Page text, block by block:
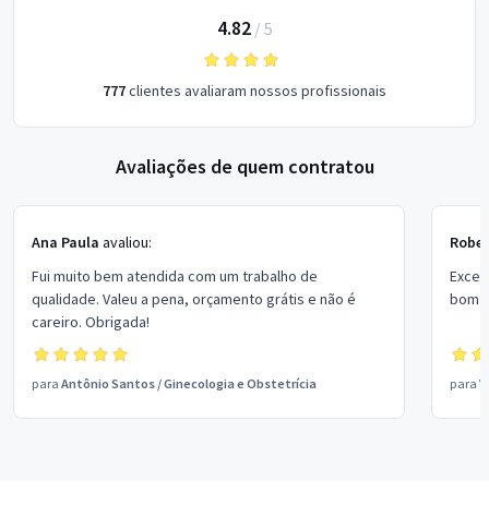
4.82/ 5
777clientes avaliaram nossos profissionais
Avaliações de quem contratou
Ana Paula avaliou:
Fui muito bem atendida com um trabalho de
qualidade. Valeu a pena, orçamento grátis e não é
careiro. Obrigada!
para Antônio Santos /Ginecologia e Obstetrícia
bom
para